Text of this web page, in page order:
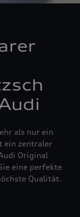
als nur ein
ein zentraler
Original
eine perfekte
Qualität.